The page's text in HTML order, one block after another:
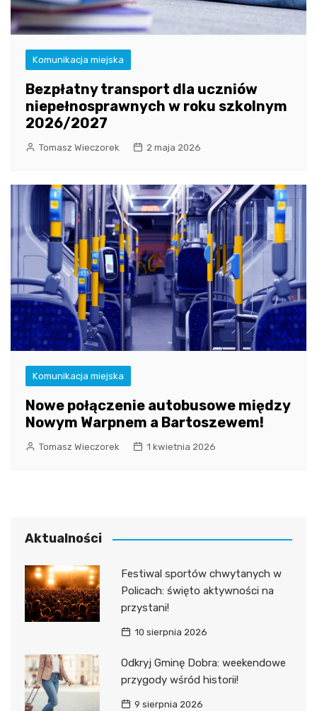
Komunikacja miejska
Bezpłatny transport dla uczniów
niepełnosprawnych w roku szkolnym
2026/2027
Tomasz Wieczorek 2 maja 2026
Komunikacja miejska
Nowe połączenie autobusowe między
Nowym Warpnem a Bartoszewem!
Tomasz Wieczorek 1 kwietnia 2026
Aktualności
Festiwal sportów chwytanych w
Policach: święto aktywności na
przystani!
10 sierpnia 2026
Odkryj Gminę Dobra: weekendowe
przygody wśród historii!
9 sierpnia 2026